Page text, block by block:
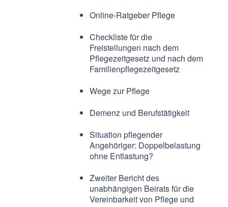
Online-Ratgeber Pflege
Checkliste für die
Freistellungen nach dem
Pflegezeitgesetz und nach dem
Familienpflegezeitgesetz
Wege zur Pflege
Demenz und Berufstätigkeit
Situation pflegender
Angehöriger: Doppelbelastung
ohne Entlastung?
Zweiter Bericht des
unabhängigen Beirats für die
Vereinbarkeit von Pflege und